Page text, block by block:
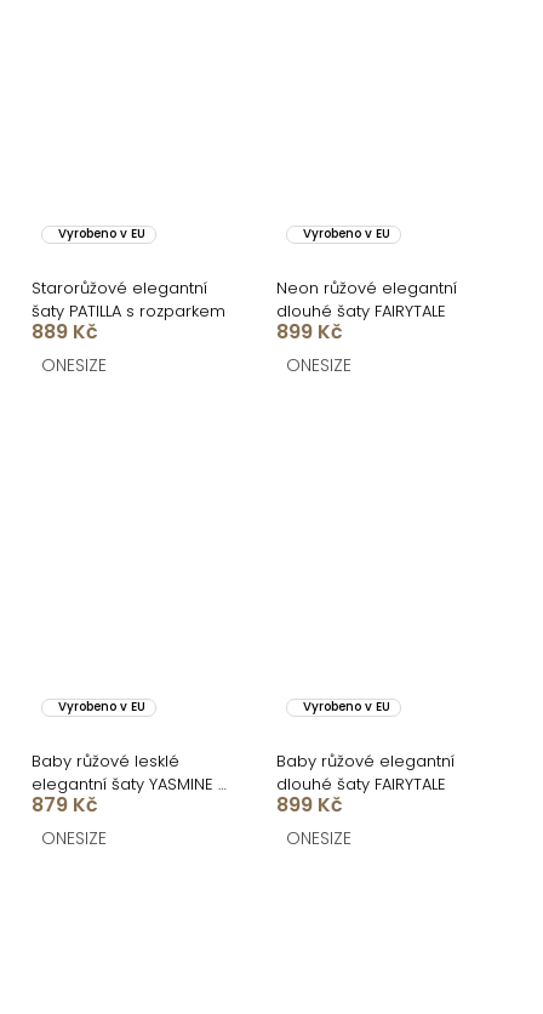
Vyrobeno v EU
Starorůžové elegantní
šaty PATILLA s rozparkem
889 Kč
ONESIZE
Vyrobeno v EU
Neon růžové elegantní
dlouhé šaty FAIRYTALE
899 Kč
ONESIZE
Vyrobeno v EU
Baby růžové lesklé
elegantní šaty YASMINE s
rozparkem
879 Kč
ONESIZE
Vyrobeno v EU
Baby růžové elegantní
dlouhé šaty FAIRYTALE
899 Kč
ONESIZE